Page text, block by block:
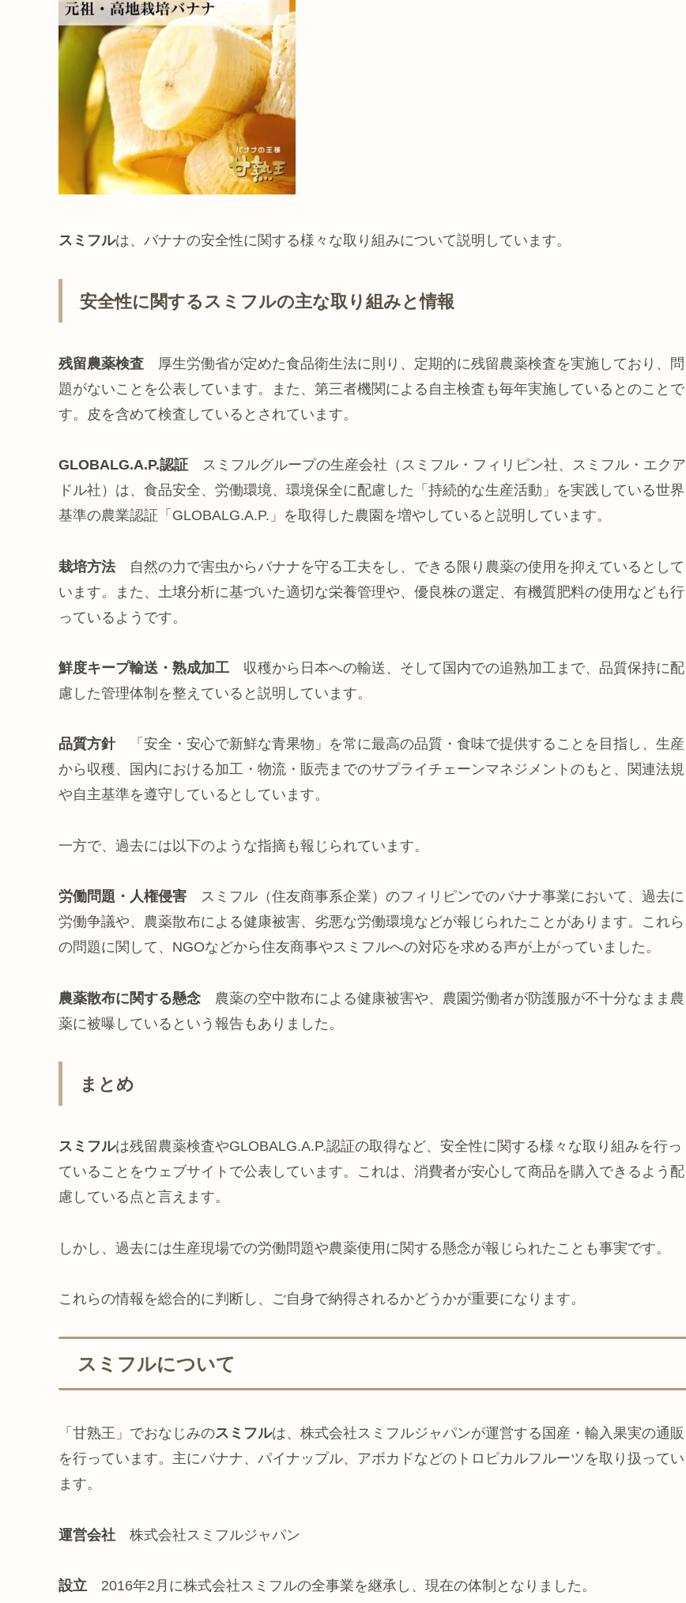
スミフルは、バナナの安全性に関する様々な取り組みについて説明しています。
安全性に関するスミフルの主な取り組みと情報
残留農薬検査 厚生労働省が定めた食品衛生法に則り、定期的に残留農薬検査を実施しており、問
題がないことを公表しています。また、第三者機関による自主検査も毎年実施しているとのことで
す。皮を含めて検査しているとされています。
GLOBALG.A.P.認証 スミフルグループの生産会社（スミフル・フィリピン社、スミフル・エクア
ドル社）は、食品安全、労働環境、環境保全に配慮した「持続的な生産活動」を実践している世界
基準の農業認証「GLOBALG.A.P.」を取得した農園を増やしていると説明しています。
栽培方法 自然の力で害虫からバナナを守る工夫をし、できる限り農薬の使用を抑えているとして
います。また、土壌分析に基づいた適切な栄養管理や、優良株の選定、有機質肥料の使用なども行
っているようです。
鮮度キープ輸送・熟成加工 収穫から日本への輸送、そして国内での追熟加工まで、品質保持に配
慮した管理体制を整えていると説明しています。
品質方針
「安全・安心で新鮮な青果物」を常に最高の品質・食味で提供することを目指し、生産
から収穫、国内における加工・物流・販売までのサプライチェーンマネジメントのもと、関連法規
や自主基準を遵守しているとしています。
一方で、過去には以下のような指摘も報じられています。
労働問題・人権侵害 スミフル（住友商事系企業）のフィリピンでのバナナ事業において、過去に
労働争議や、農薬散布による健康被害、劣悪な労働環境などが報じられたことがあります。これら
の問題に関して、NGOなどから住友商事やスミフルへの対応を求める声が上がっていました。
農薬散布に関する懸念 農薬の空中散布による健康被害や、農園労働者が防護服が不十分なまま農
薬に被曝しているという報告もありました。
まとめ
スミフルは残留農薬検査やGLOBALG.A.P.認証の取得など、安全性に関する様々な取り組みを行っ
ていることをウェブサイトで公表しています。これは、消費者が安心して商品を購入できるよう配
慮している点と言えます。
しかし、過去には生産現場での労働問題や農薬使用に関する懸念が報じられたことも事実です。
これらの情報を総合的に判断し、ご自身で納得されるかどうかが重要になります。
スミフルについて
「甘熟王」でおなじみのスミフルは、株式会社スミフルジャパンが運営する国産・輸入果実の通販
を行っています。主にバナナ、パイナップル、アボカドなどのトロピカルフルーツを取り扱ってい
ます。
運営会社 株式会社スミフルジャパン
設立 2016年2月に株式会社スミフルの全事業を継承し、現在の体制となりました。